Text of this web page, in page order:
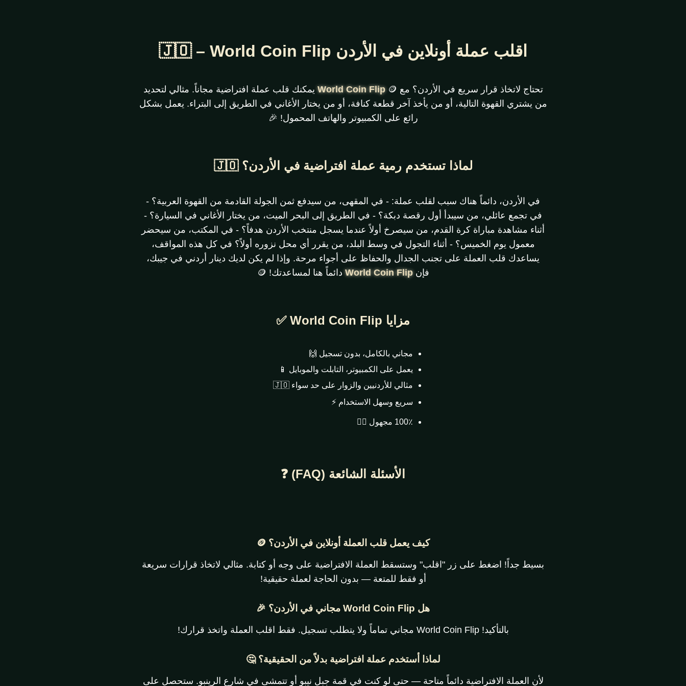
اقلب عملة أونلاين في الأردن 🇯🇴 – World Coin Flip
تحتاج لاتخاذ قرار سريع في الأردن؟ مع World Coin Flip 🪙 يمكنك قلب عملة افتراضية مجاناً. مثالي لتحديد
من يشتري القهوة التالية، أو من يأخذ آخر قطعة كنافة، أو من يختار الأغاني في الطريق إلى البتراء. يعمل بشكل
رائع على الكمبيوتر والهاتف المحمول! 🎉
لماذا تستخدم رمية عملة افتراضية في الأردن؟ 🇯🇴
في الأردن، دائماً هناك سبب لقلب عملة: - في المقهى، من سيدفع ثمن الجولة القادمة من القهوة العربية؟ -
في تجمع عائلي، من سيبدأ أول رقصة دبكة؟ - في الطريق إلى البحر الميت، من يختار الأغاني في السيارة؟ -
أثناء مشاهدة مباراة كرة القدم، من سيصرخ أولاً عندما يسجل منتخب الأردن هدفاً؟ - في المكتب، من سيحضر
معمول يوم الخميس؟ - أثناء التجول في وسط البلد، من يقرر أي محل نزوره أولاً؟ في كل هذه المواقف،
يساعدك قلب العملة على تجنب الجدال والحفاظ على أجواء مرحة. وإذا لم يكن لديك دينار أردني في جيبك،
فإنWorld Coin Flip دائماً هنا لمساعدتك! 🪙
مزايا World Coin Flip ✅
مجاني بالكامل، بدون تسجيل 🙌
يعمل على الكمبيوتر، التابلت والموبايل 📱
مثالي للأردنيين والزوار على حد سواء 🇯🇴
سريع وسهل الاستخدام ⚡
100٪ مجهول 🕵️‍♂️
الأسئلة الشائعة (FAQ) ❓
كيف يعمل قلب العملة أونلاين في الأردن؟ 🪙
بسيط جداً! اضغط على زر "اقلب" وستسقط العملة الافتراضية على وجه أو كتابة. مثالي لاتخاذ قرارات سريعة
أو فقط للمتعة — بدون الحاجة لعملة حقيقية!
هل World Coin Flip مجاني في الأردن؟ 🎉
بالتأكيد! World Coin Flip مجاني تماماً ولا يتطلب تسجيل. فقط اقلب العملة واتخذ قرارك!
لماذا أستخدم عملة افتراضية بدلاً من الحقيقية؟ 🤔
لأن العملة الافتراضية دائماً متاحة — حتى لو كنت في قمة جبل نيبو أو تتمشى في شارع الرينبو. ستحصل على